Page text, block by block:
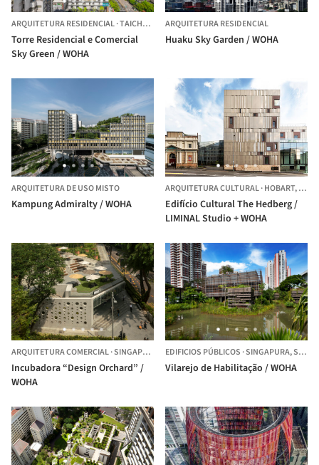
ARQUITETURA RESIDENCIAL·TAICHUNG, CHINA
Torre Residencial e Comercial
Sky Green / WOHA
ARQUITETURA RESIDENCIAL
Huaku Sky Garden / WOHA
ARQUITETURA DE USO MISTO
Kampung Admiralty / WOHA
ARQUITETURA CULTURAL·HOBART,
Edifício Cultural The Hedberg /
LIMINAL Studio + WOHA
ARQUITETURA COMERCIAL·SINGAPURA , SINGAPURA
Incubadora “Design Orchard” /
WOHA
EDIFICIOS PÚBLICOS ·SINGAPURA,SINGAPURA
Vilarejo de Habilitação / WOHA